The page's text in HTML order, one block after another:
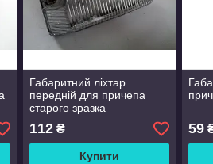
Габаритний ліхтар
передній для причепа
старого зразка
112₴
Купити
59